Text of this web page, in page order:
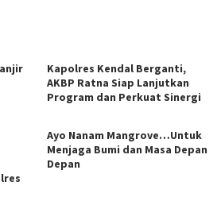
Kapolres Kendal Berganti,
AKBP Ratna Siap Lanjutkan
Program dan Perkuat Sinergi
Ayo Nanam Mangrove…Untuk
Menjaga Bumi dan Masa Depan
Depan